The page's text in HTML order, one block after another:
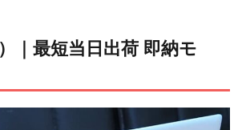
｜最短当日出荷 即納モ